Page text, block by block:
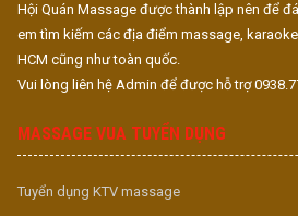
Hội Quán Massage được thành lập nên để
em tìm kiếm các địa điểm massage,
HCM cũng như toàn quốc.
Vui lòng liên hệ Admin để được hỗ trợ
MASSAGE VUA TUYỂN DỤNG
Tuyển dụng KTV massage